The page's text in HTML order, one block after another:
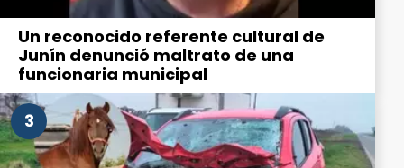
Un reconocido referente cultural de
Junín denunció maltrato de una
funcionaria municipal
3